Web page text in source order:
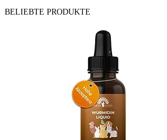
BELIEBTE PRODUKTE